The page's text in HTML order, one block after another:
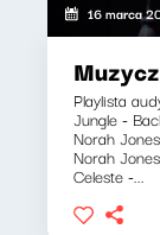
16 marca
Playlista
Jungle -
Norah
Norah
Celeste -...